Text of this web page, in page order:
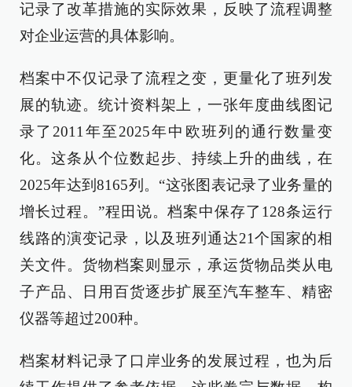
记录了改革措施的实际效果，反映了流程调整
对企业运营的具体影响。
档案中不仅记录了流程之变，更量化了班列发
展的轨迹。统计资料架上，一张年度曲线图记
录了2011年至2025年中欧班列的通行数量变
化。这条从个位数起步、持续上升的曲线，在
2025年达到8165列。“这张图表记录了业务量的
增长过程。”程田说。档案中保存了128条运行
线路的演变记录，以及班列通达21个国家的相
关文件。货物档案则显示，承运货物品类从电
子产品、日用百货逐步扩展至汽车整车、精密
仪器等超过200种。
档案材料记录了口岸业务的发展过程，也为后